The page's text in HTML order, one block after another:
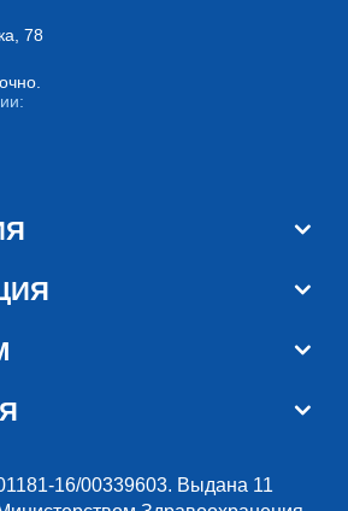
78
16/00339603. Выдана 11